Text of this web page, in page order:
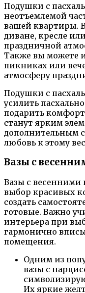
Подушки с
неотъемлемой
вашей квартиры.
диване, кресле
праздничной
Также вы можете
пикниках или
атмосферу
Подушки с
усилить
подарить
станут ярким
дополнительным
любовь к этому
Вазы с
Вазы с
выбор красивых
создать
готовые. Важно
интерьера при
гармонично
помещения.
Одним из
вазы с
Их яркие